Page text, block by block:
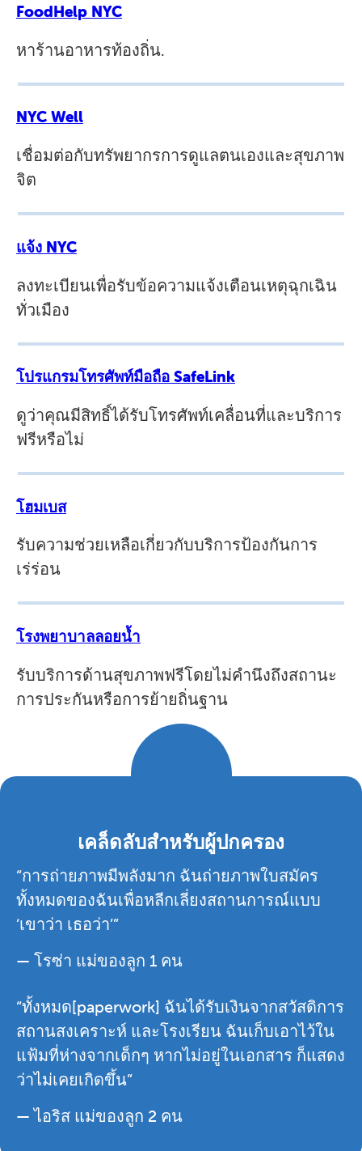
FoodHelp NYC
หาร้านอาหารท้องถิ่น.
NYC Well
เชื่อมต่อกับทรัพยากรการดูแลตนเองและสุขภาพ
จิต
แจ้ง NYC
ลงทะเบียนเพื่อรับข้อความแจ้งเตือนเหตุฉุกเฉิน
ทั่วเมือง
โปรแกรมโทรศัพท์มือถือ SafeLink
ดูว่าคุณมีสิทธิ์ได้รับโทรศัพท์เคลื่อนที่และบริการ
ฟรีหรือไม่
โฮมเบส
รับความช่วยเหลือเกี่ยวกับบริการป้องกันการ
เร่ร่อน
โรงพยาบาลลอยน้ำ
รับบริการด้านสุขภาพฟรีโดยไม่คำนึงถึงสถานะ
การประกันหรือการย้ายถิ่นฐาน
เคล็ดลับสำหรับผู้ปกครอง
“การถ่ายภาพมีพลังมาก ฉันถ่ายภาพใบสมัคร
ทั้งหมดของฉันเพื่อหลีกเลี่ยงสถานการณ์แบบ
‘เขาว่า เธอว่า’”
— โรซ่า แม่ของลูก 1 คน
“ทั้งหมด[paperwork] ฉันได้รับเงินจากสวัสดิการ
สถานสงเคราะห์ และโรงเรียน ฉันเก็บเอาไว้ใน
แฟ้มที่ห่างจากเด็กๆ หากไม่อยู่ในเอกสาร ก็แสดง
ว่าไม่เคยเกิดขึ้น”
— ไอริส แม่ของลูก 2 คน